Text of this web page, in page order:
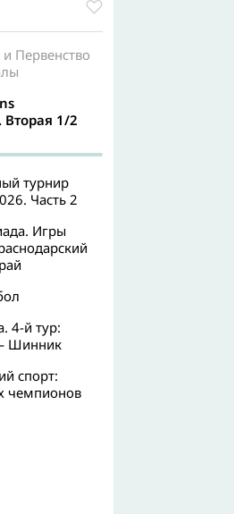
Первенство
Вторая 1/2
турнир
Часть 2
Игры
4-й тур:
Шинник
спорт:
чемпионов